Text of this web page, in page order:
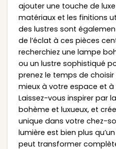
ajouter une touche de
matériaux et les finitions
des lustres sont
de l’éclat à ces pièces
recherchiez une lampe
ou un lustre sophistiqué
prenez le temps de
mieux à votre espace et
Laissez-vous inspirer par
bohème et luxueux, et
unique dans votre chez-
lumière est bien plus
peut transformer